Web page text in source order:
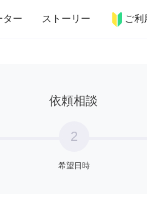
ター ストーリー ご利
趣味・習い事 ペット
依頼相談
2
希望日時